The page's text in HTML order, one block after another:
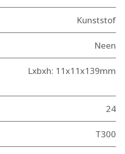
Kunststof
Neen
Lxbxh: 11x11x139mm
24
T300